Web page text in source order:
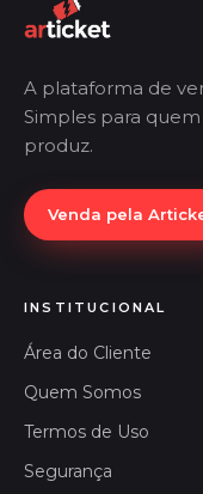
A plataforma de
Simples para
produz.
Venda pela
INSTITUCIONAL
Área do Cliente
Quem Somos
Termos de Uso
Segurança